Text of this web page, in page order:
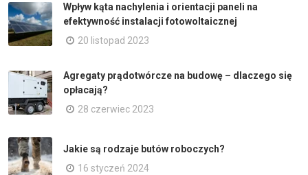
Wpływ kąta nachylenia i orientacji paneli na
efektywność instalacji fotowoltaicznej
20 listopad 2023
Agregaty prądotwórcze na budowę – dlaczego się
opłacają?
28 czerwiec 2023
Jakie są rodzaje butów roboczych?
16 styczeń 2024